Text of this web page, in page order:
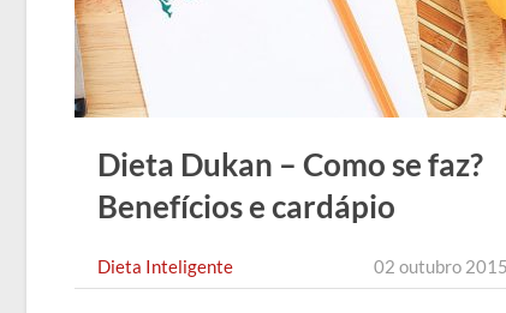
Dieta Dukan – Como se faz?
Benefícios e cardápio
Dieta Inteligente 02 outubro 2015